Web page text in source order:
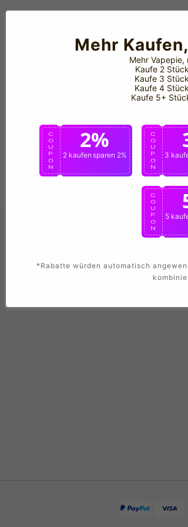
Mehr
Mehr Vapepie,
Kaufe 2
Kaufe 3
Kaufe 4
Kaufe 5+
C
O
U
P
O
N
2%
2 kaufen sparen 2%
C
O
U
P
O
N
3
C
O
U
P
O
N
5
*Rabatte würden automatisch